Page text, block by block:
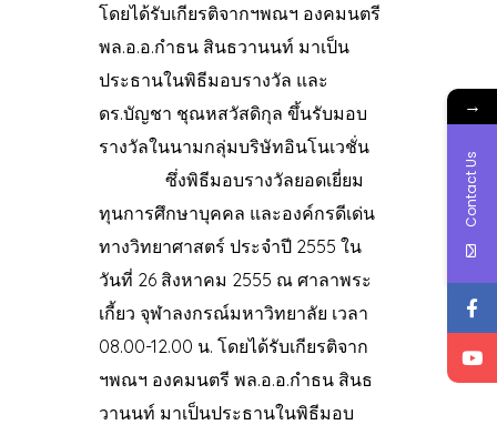
โดยได้รับเกียรติจากฯพณฯ องคมนตรี
พล.อ.อ.กำธน สินธวานนท์ มาเป็น
ประธานในพิธีมอบรางวัล และ
ดร.บัญชา ชุณหสวัสดิกุล ขึ้นรับมอบ
รางวัลในนามกลุ่มบริษัทอินโนเวชั่น
ซึ่งพิธีมอบรางวัลยอดเยี่ยม
ทุนการศึกษาบุคคล และองค์กรดีเด่น
ทางวิทยาศาสตร์ ประจำปี 2555 ใน
วันที่ 26 สิงหาคม 2555 ณ ศาลาพระ
เกี้ยว จุฬาลงกรณ์มหาวิทยาลัย เวลา
08.00-12.00 น. โดยได้รับเกียรติจาก
ฯพณฯ องคมนตรี พล.อ.อ.กำธน สินธ
วานนท์ มาเป็นประธานในพิธีมอบ
→
Contact Us